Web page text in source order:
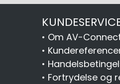
• Om AV-
•
•
• Fortrydelse og